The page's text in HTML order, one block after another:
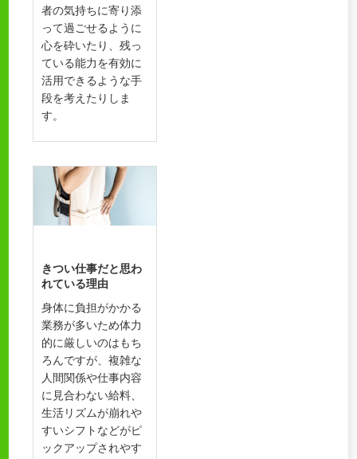
者の気持ちに寄り添
って過ごせるように
心を砕いたり、残っ
ている能力を有効に
活用できるような手
段を考えたりしま
す。
きつい仕事だと思わ
れている理由
身体に負担がかかる
業務が多いため体力
的に厳しいのはもち
ろんですが、複雑な
人間関係や仕事内容
に見合わない給料、
生活リズムが崩れや
すいシフトなどがピ
ックアップされやす